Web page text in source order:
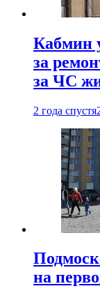
Кабмин
за
за ЧС
2 года спустя
на